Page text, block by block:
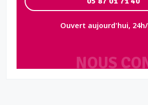
NOUS
Ouvert aujourd'hui,